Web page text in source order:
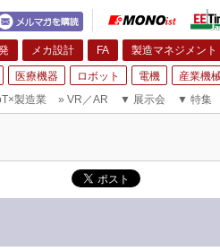
メカ設計 FA 製造マネジメント
医療機器 ロボット 電機 産業機
製造業 » VR／AR ▼ 展示会 ▼ 特集